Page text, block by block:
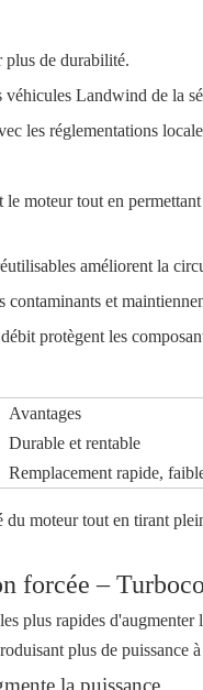
plus de durabilité.
véhicules Landwind de la
les réglementations
moteur tout en
améliorent la
contaminants et
protègent les
Avantages
Durable et rentable
Remplacement rapide,
moteur tout en tirant
forcée –
plus rapides
plus de puissance
la puissance